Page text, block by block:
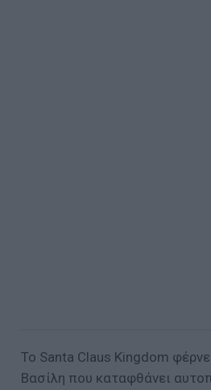
Το Santa Claus Kingdom
Βασίλη που καταφθάνει